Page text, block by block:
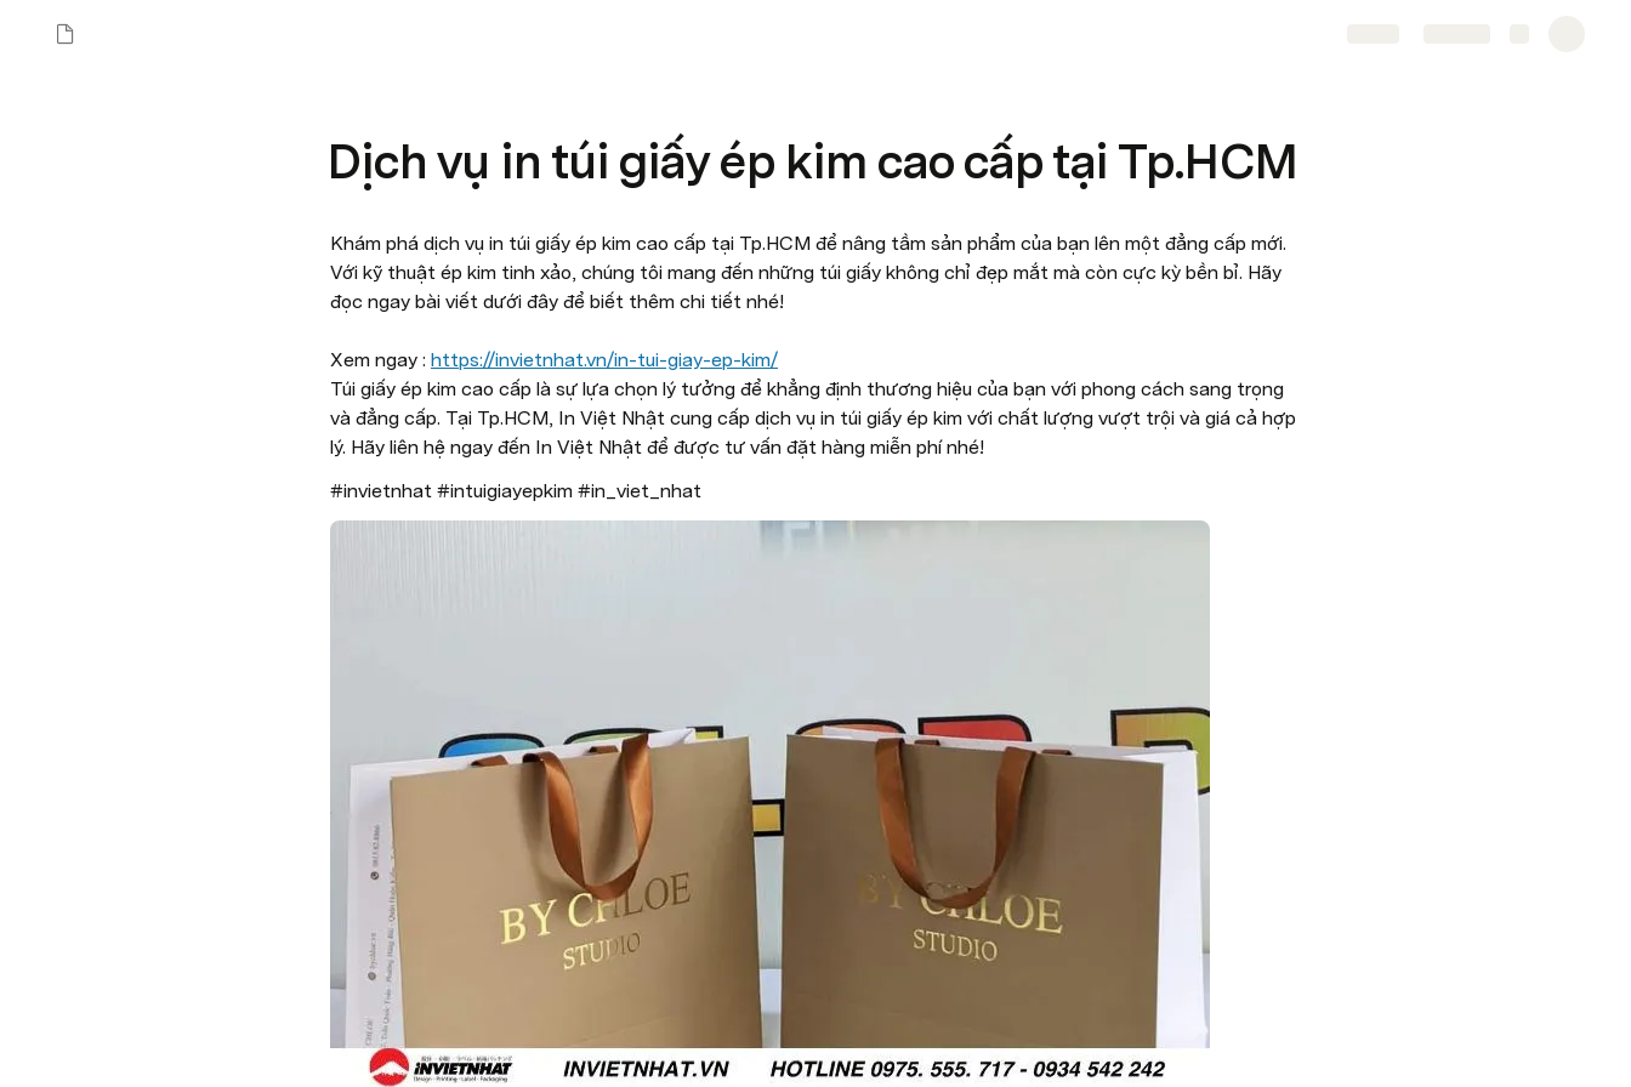
Dịch vụ in túi giấy ép kim cao cấp tại Tp.HCM
Khám phá dịch vụ in túi giấy ép kim cao cấp tại Tp.HCM để nâng tầm sản phẩm của bạn lên một đẳng cấp mới.
Với kỹ thuật ép kim tinh xảo, chúng tôi mang đến những túi giấy không chỉ đẹp mắt mà còn cực kỳ bền bỉ. Hãy
đọc ngay bài viết dưới đây để biết thêm chi tiết nhé!
Xem ngay : https://invietnhat.vn/in-tui-giay-ep-kim/
Túi giấy ép kim cao cấp là sự lựa chọn lý tưởng để khẳng định thương hiệu của bạn với phong cách sang trọng
và đẳng cấp. Tại Tp.HCM, In Việt Nhật cung cấp dịch vụ in túi giấy ép kim với chất lượng vượt trội và giá cả hợp
lý. Hãy liên hệ ngay đến In Việt Nhật để được tư vấn đặt hàng miễn phí nhé!
#invietnhat #intuigiayepkim #in_viet_nhat